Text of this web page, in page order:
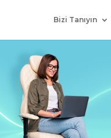
Bizi Tanıyın